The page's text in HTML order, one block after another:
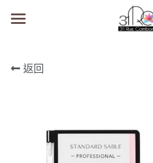
商品
PreMedi眼部護理
PreMedi眼部護理
數位電子書
品牌開店包
OEM訂製
返回
商品分
所有商品分類